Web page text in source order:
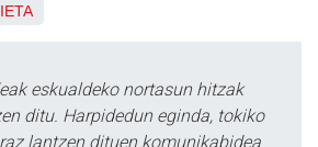
eskualdeko nortasun hitzak
ditu. Harpidedun eginda, tokiko
lantzen dituen komunikabidea